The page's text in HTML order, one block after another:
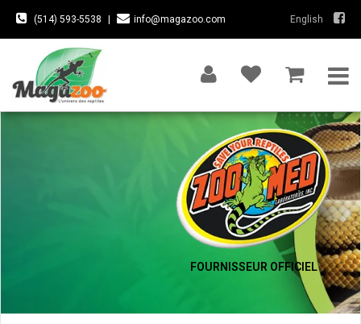
(514) 593-5538 info@magazoo.com English
FOURNISSEUR OFFICIEL